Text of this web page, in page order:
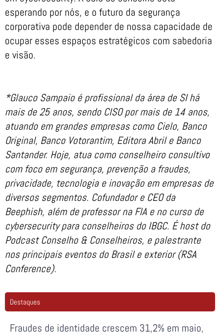
esperando por nós, e o futuro da segurança
corporativa pode depender de nossa capacidade de
ocupar esses espaços estratégicos com sabedoria
e visão.
*Glauco Sampaio é profissional da área de SI há
mais de 25 anos, sendo CISO por mais de 14 anos,
atuando em grandes empresas como Cielo, Banco
Original, Banco Votorantim, Editora Abril e Banco
Santander. Hoje, atua como conselheiro consultivo
com foco em segurança, prevenção a fraudes,
privacidade, tecnologia e inovação em empresas de
diversos segmentos. Cofundador e CEO da
Beephish, além de professor na FIA e no curso de
cybersecurity para conselheiros do IBGC. É host do
Podcast Conselho & Conselheiros, e palestrante
nos principais eventos do Brasil e exterior (RSA
Conference).
Destaques
Fraudes de identidade crescem 31,2% em maio,